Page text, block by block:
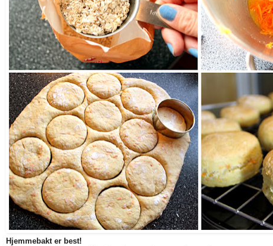
Hjemmebakt er best!